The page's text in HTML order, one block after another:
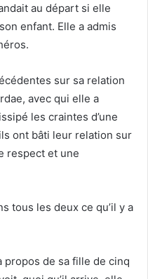
au départ si elle
enfant. Elle a admis
sur sa relation
avec qui elle a
les craintes d’une
ont bâti leur relation sur
respect et une
tous les deux ce qu’il y a
propos de sa fille de cinq